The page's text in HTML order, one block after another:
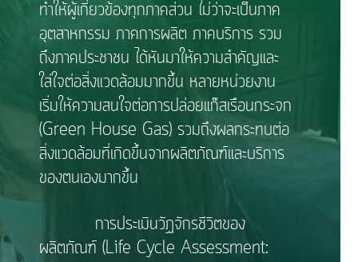
ทำให้ผู้เกี่ยวข้องทุกภาคส่วน ไม่ว่าจะเป็นภาค
อุตสาหกรรม ภาคการผลิต ภาคบริการ รวม
ถึงภาคประชาชน ได้หันมาให้ความสำคัญและ
ใส่ใจต่อสิ่งแวดล้อมมากขึ้น หลายหน่วยงาน
เริ่มให้ความสนใจต่อการปล่อยแก๊สเรือนกระจก
(Green House Gas) รวมถึงผลกระทบต่อ
สิ่งแวดล้อมที่เกิดขึ้นจากผลิตภัณฑ์และบริการ
ของตนเองมากขึ้น
การประเมินวัฏจักรชีวิตของ
ผลิตภัณฑ์ (Life Cycle Assessment: